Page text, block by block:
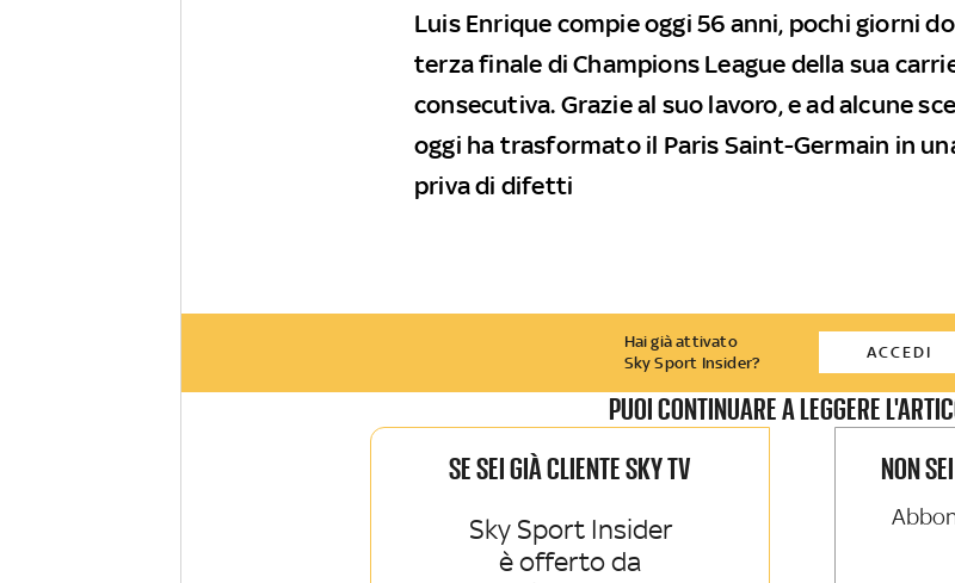
Luis Enrique compie oggi 56 anni, pochi giorni
terza finale di Champions League della sua
consecutiva. Grazie al suo lavoro, e ad alcune
oggi ha trasformato il Paris Saint-Germain in
priva di difetti
Hai già attivato
Sky Sport Insider?
ACCEDI
PUOI CONTINUARE A LEGGERE
SE SEI GIÀ CLIENTE SKY TV
Sky Sport Insider
è offerto da
NON